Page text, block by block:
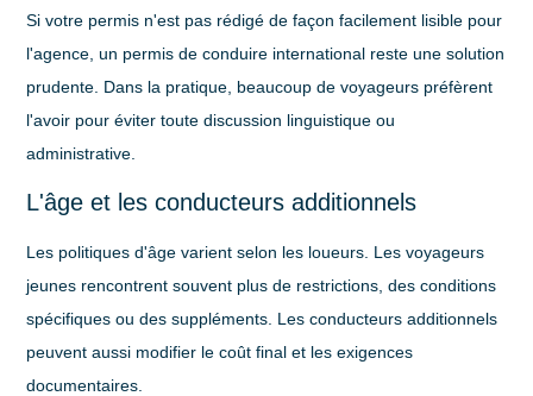
Si votre permis n'est pas rédigé de façon facilement lisible pour
l'agence, un permis de conduire international reste une solution
prudente. Dans la pratique, beaucoup de voyageurs préfèrent
l'avoir pour éviter toute discussion linguistique ou
administrative.
L'âge et les conducteurs additionnels
Les politiques d'âge varient selon les loueurs. Les voyageurs
jeunes rencontrent souvent plus de restrictions, des conditions
spécifiques ou des suppléments. Les conducteurs additionnels
peuvent aussi modifier le coût final et les exigences
documentaires.